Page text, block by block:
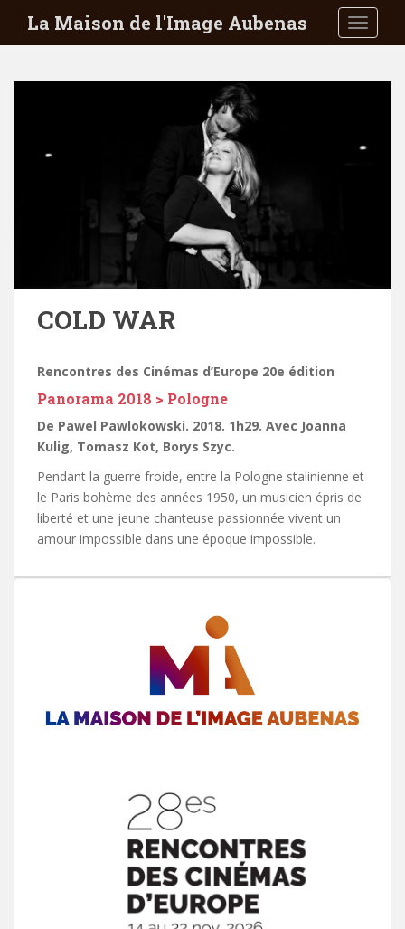
i
La Maison de l'Image Aubenas
COLD WAR
Rencontres des Cinémas d’Europe 20e édition
Panorama 2018 > Pologne
De Pawel Pawlokowski. 2018. 1h29. Avec Joanna
Kulig, Tomasz Kot, Borys Szyc.
Pendant la guerre froide, entre la Pologne stalinienne et
le Paris bohème des années 1950, un musicien épris de
liberté et une jeune chanteuse passionnée vivent un
amour impossible dans une époque impossible.